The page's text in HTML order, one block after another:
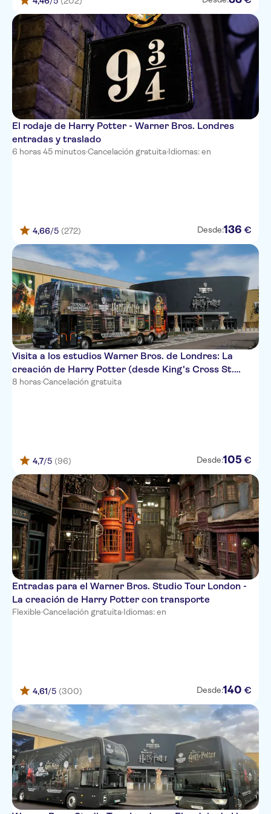
El rodaje de Harry Potter - Warner Bros. Londres
entradas y traslado
6 horas 45 minutos·Cancelación gratuita·Idiomas: en
4,66/5 (272) Desde:136 €
Visita a los estudios Warner Bros. de Londres: La
creación de Harry Potter (desde King's Cross St.
Pancras)
8 horas·Cancelación gratuita
4,7/5 (96) Desde:105 €
Entradas para el Warner Bros. Studio Tour London -
La creación de Harry Potter con transporte
Flexible·Cancelación gratuita·Idiomas: en
4,61/5 (300) Desde:140 €